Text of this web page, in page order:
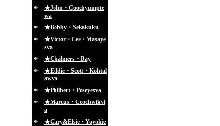
★John・Coochyumpte
wa
★Bobby・Sekakuku
★Victor・Lee・Masaye
sva
★Chalmers・Day
★Eddie・Scott・Kohtal
awva
★Philbert・Poseyesva
★Marcus・Coochwikvi
a
★Gary&Elsie・Yoyokie